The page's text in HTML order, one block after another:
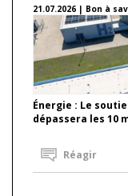
21.07.2026 | Bon à
Énergie : Le
dépassera les 10
Réagir